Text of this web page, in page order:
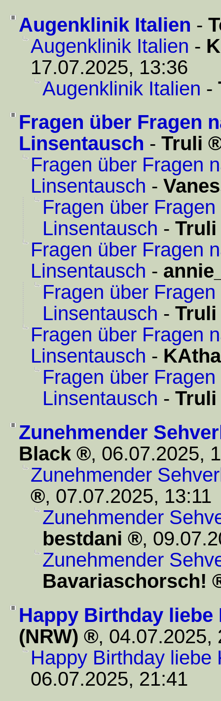
Augenklinik Italien -
Augenklinik Italien -
17.07.2025, 13:36
Augenklinik Italien -
Fragen über Fragen
Linsentausch - Truli
Fragen über Fragen
Linsentausch -
Fragen über
Linsentausch - Truli
Fragen über Fragen
Linsentausch -
Fragen über
Linsentausch - Truli
Fragen über Fragen
Linsentausch -
Fragen über
Linsentausch - Truli
Zunehmender
Black
, 06.07.2025,
Zunehmender
, 07.07.2025, 13:11
Zunehmender
bestdani
,
Zunehmender
Bavariaschorsch!
Happy Birthday liebe
(NRW)
,
Happy Birthday liebe
06.07.2025, 21:41